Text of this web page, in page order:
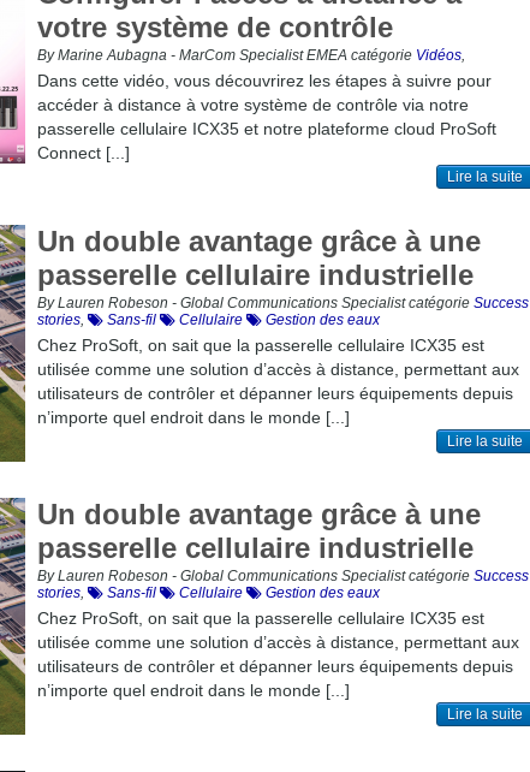
votre système de contrôle
By Marine Aubagna - MarCom Specialist EMEA catégorie Vidéos,
Dans cette vidéo, vous découvrirez les étapes à suivre pour
accéder à distance à votre système de contrôle via notre
passerelle cellulaire ICX35 et notre plateforme cloud ProSoft
Connect [...]
Lire la suite
Un double avantage grâce à une
passerelle cellulaire industrielle
By Lauren Robeson - Global Communications Specialist catégorie Success
stories, Sans-fil Cellulaire Gestion des eaux
Chez ProSoft, on sait que la passerelle cellulaire ICX35 est
utilisée comme une solution d’accès à distance, permettant aux
utilisateurs de contrôler et dépanner leurs équipements depuis
n’importe quel endroit dans le monde [...]
Lire la suite
Un double avantage grâce à une
passerelle cellulaire industrielle
By Lauren Robeson - Global Communications Specialist catégorie Success
stories, Sans-fil Cellulaire Gestion des eaux
Chez ProSoft, on sait que la passerelle cellulaire ICX35 est
utilisée comme une solution d’accès à distance, permettant aux
utilisateurs de contrôler et dépanner leurs équipements depuis
n’importe quel endroit dans le monde [...]
Lire la suite